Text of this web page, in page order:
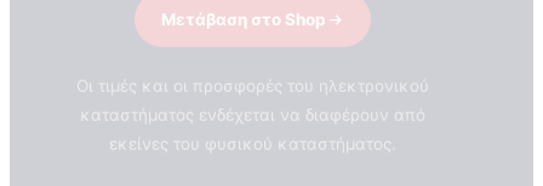
Μετάβαση στο Shop
Οι τιμές και οι προσφορές του ηλεκτρονικού
καταστήματος ενδέχεται να διαφέρουν από
εκείνες του φυσικού καταστήματος.